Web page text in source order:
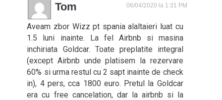
Tom 06/04/2020 la 1:31 PM
Aveam zbor Wizz pt spania alaltaieri luat cu
1.5 luni inainte. La fel Airbnb si masina
inchiriata Goldcar. Toate preplatite integral
(except Airbnb unde platisem la rezervare
60% si urma restul cu 2 sapt inainte de check
in), 4 pers, cca 1800 euro. Pretul la Goldcar
era cu free cancelation, dar la airbnb si la